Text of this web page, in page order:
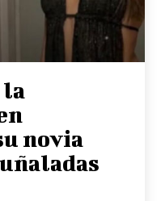
la
novia